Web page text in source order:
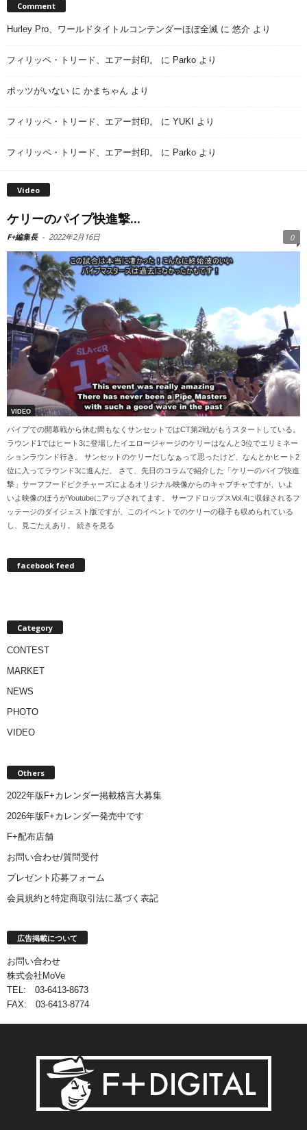
Comment
Hurley Pro、ワールドタイトルコンテンダーほぼ全滅 に 悠介 より
フィリッペ・トリード、エアー封印。 に Parko より
ポッツがいない に かまちゃん より
フィリッペ・トリード、エアー封印。 に YUKI より
フィリッペ・トリード、エアー封印。 に Parko より
Video
ケリーのパイプ快進撃...
F+編集長 - 2022年2月16日 0
VIDEO
パイプでの開幕戦から休む間もなくサンセットではCT第2戦がもうスタートしている。
ラウンド1ではヒート3に登場したイエロージャージのケリーはなんと3位でエリミネー
ションラウンド行き。 サンセットのケリーだしなぁって思ったけど、なんとかヒート2
位に入ってラウンド3に進んだ。 さて、先日のコラムで紹介した「ケリーのパイプ快進
撃」サーフフードピクチャーズによるオリジナル映像からのキャプチャですが、いよ
いよ映像のほうがYoutubeにアップされてます。 サーフドロップスVol.4に収録されるフ
ッテージのダイジェスト版ですが、このイベントでのケリーの様子も収められている
し、見ごたえあり。 続きを見る
facebook feed
Category
CONTEST
MARKET
NEWS
PHOTO
VIDEO
Others
2022年版F+カレンダー掲載格言大募集
2026年版F+カレンダー発売中です
F+配布店舗
お問い合わせ/質問受付
プレゼント応募フォーム
会員規約と特定商取引法に基づく表記
広告掲載について
お問い合わせ
株式会社MoVe
TEL: 03-6413-8673
FAX: 03-6413-8774